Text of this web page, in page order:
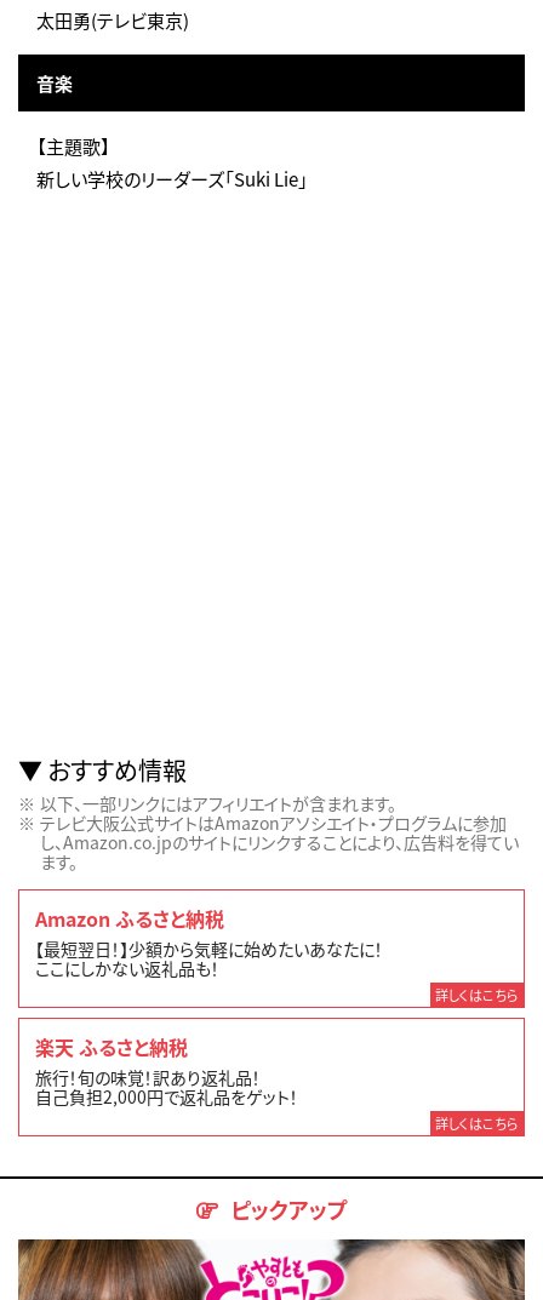
太田勇(テレビ東京)
音楽
【主題歌】
新しい学校のリーダーズ「Suki Lie」
おすすめ情報
以下、一部リンクにはアフィリエイトが含まれます。
テレビ大阪公式サイトはAmazonアソシエイト・プログラムに参加
し、Amazon.co.jpのサイトにリンクすることにより、広告料を得てい
ます。
Amazon ふるさと納税
【最短翌日！】少額から気軽に始めたいあなたに！
ここにしかない返礼品も！
詳しくはこちら
楽天 ふるさと納税
旅行！旬の味覚！訳あり返礼品！
自己負担2,000円で返礼品をゲット！
詳しくはこちら
ピックアップ